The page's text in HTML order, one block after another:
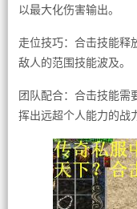
以最大化伤害输出。
走位技巧：合击技能释
敌人的范围技能波及。
团队配合：合击技能需
挥出远超个人能力的战